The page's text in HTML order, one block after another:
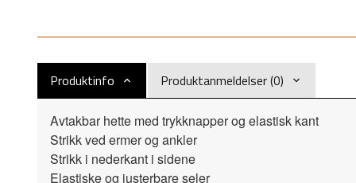
Produktinfo Produktanmeldelser (0)
Avtakbar hette med trykknapper og elastisk kant
Strikk ved ermer og ankler
Strikk i nederkant i sidene
Elastiske og justerbare seler